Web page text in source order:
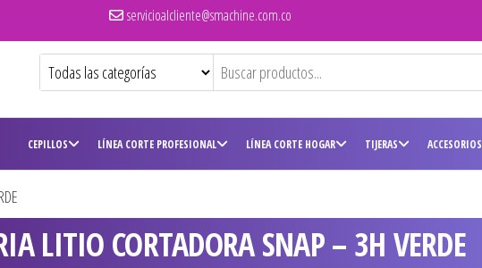
servicioalcliente@smachine.com.co
CEPILLOS LÍNEA CORTE PROFESIONAL LÍNEA CORTE HOGAR TIJERAS ACCESORIOS
LITIO CORTADORA SNAP – 3H VERDE